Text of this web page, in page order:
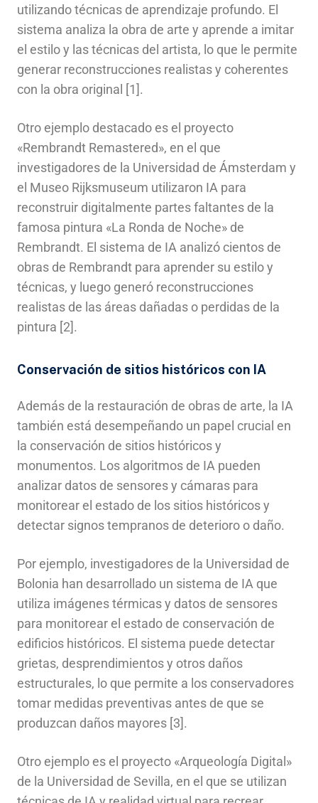
utilizando técnicas de aprendizaje profundo. El
sistema analiza la obra de arte y aprende a imitar
el estilo y las técnicas del artista, lo que le permite
generar reconstrucciones realistas y coherentes
con la obra original [1].
Otro ejemplo destacado es el proyecto
«Rembrandt Remastered», en el que
investigadores de la Universidad de Ámsterdam y
el Museo Rijksmuseum utilizaron IA para
reconstruir digitalmente partes faltantes de la
famosa pintura «La Ronda de Noche» de
Rembrandt. El sistema de IA analizó cientos de
obras de Rembrandt para aprender su estilo y
técnicas, y luego generó reconstrucciones
realistas de las áreas dañadas o perdidas de la
pintura [2].
Conservación de sitios históricos con IA
Además de la restauración de obras de arte, la IA
también está desempeñando un papel crucial en
la conservación de sitios históricos y
monumentos. Los algoritmos de IA pueden
analizar datos de sensores y cámaras para
monitorear el estado de los sitios históricos y
detectar signos tempranos de deterioro o daño.
Por ejemplo, investigadores de la Universidad de
Bolonia han desarrollado un sistema de IA que
utiliza imágenes térmicas y datos de sensores
para monitorear el estado de conservación de
edificios históricos. El sistema puede detectar
grietas, desprendimientos y otros daños
estructurales, lo que permite a los conservadores
tomar medidas preventivas antes de que se
produzcan daños mayores [3].
Otro ejemplo es el proyecto «Arqueología Digital»
de la Universidad de Sevilla, en el que se utilizan